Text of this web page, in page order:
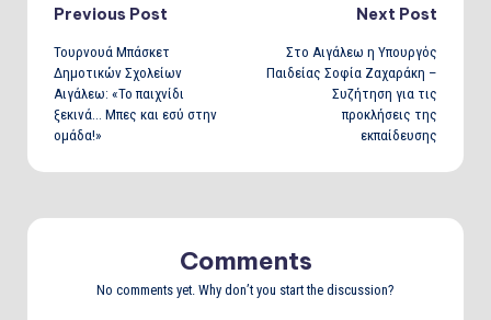
Post
navigation
Previous Post
Τουρνουά Μπάσκετ
Δημοτικών Σχολείων
Αιγάλεω: «Το παιχνίδι
ξεκινά… Μπες και εσύ στην
ομάδα!»
Next Post
Στο Αιγάλεω η Υπουργός
Παιδείας Σοφία Ζαχαράκη –
Συζήτηση για τις
προκλήσεις της
εκπαίδευσης
Comments
No comments yet. Why don’t you start the discussion?